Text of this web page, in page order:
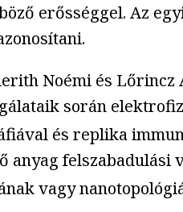
erősséggel. Az
Noémi és
során
és replika
felszabadulási
vagy